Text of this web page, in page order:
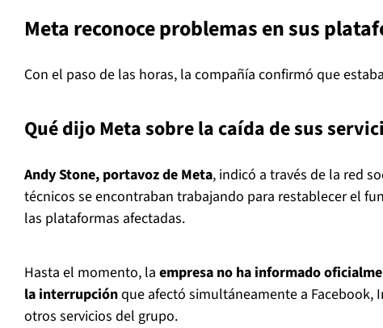
Meta reconoce problemas en sus
Con el paso de las horas, la compañía confirmó que
Qué dijo Meta sobre la caída de sus
Andy Stone, portavoz de Meta, indicó a través de la red
técnicos se encontraban trabajando para restablecer el
las plataformas afectadas.
Hasta el momento, la empresa no ha informado
la interrupciónque afectó simultáneamente a Facebook,
otros servicios del grupo.